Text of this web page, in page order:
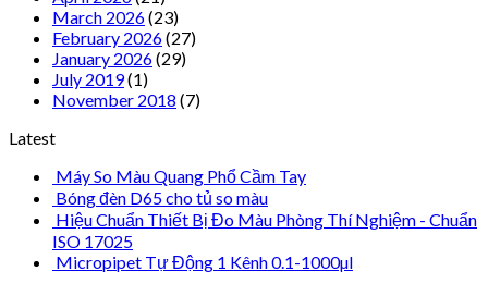
March 2026(23)
February 2026(27)
January 2026(29)
July 2019(1)
November 2018 (7)
Latest
Máy So Màu Quang Phổ Cầm Tay
Bóng đèn D65 cho tủ so màu
Hiệu Chuẩn Thiết Bị Đo Màu Phòng Thí Nghiệm - Chuẩn
ISO 17025
Micropipet Tự Động 1 Kênh 0.1-1000µl